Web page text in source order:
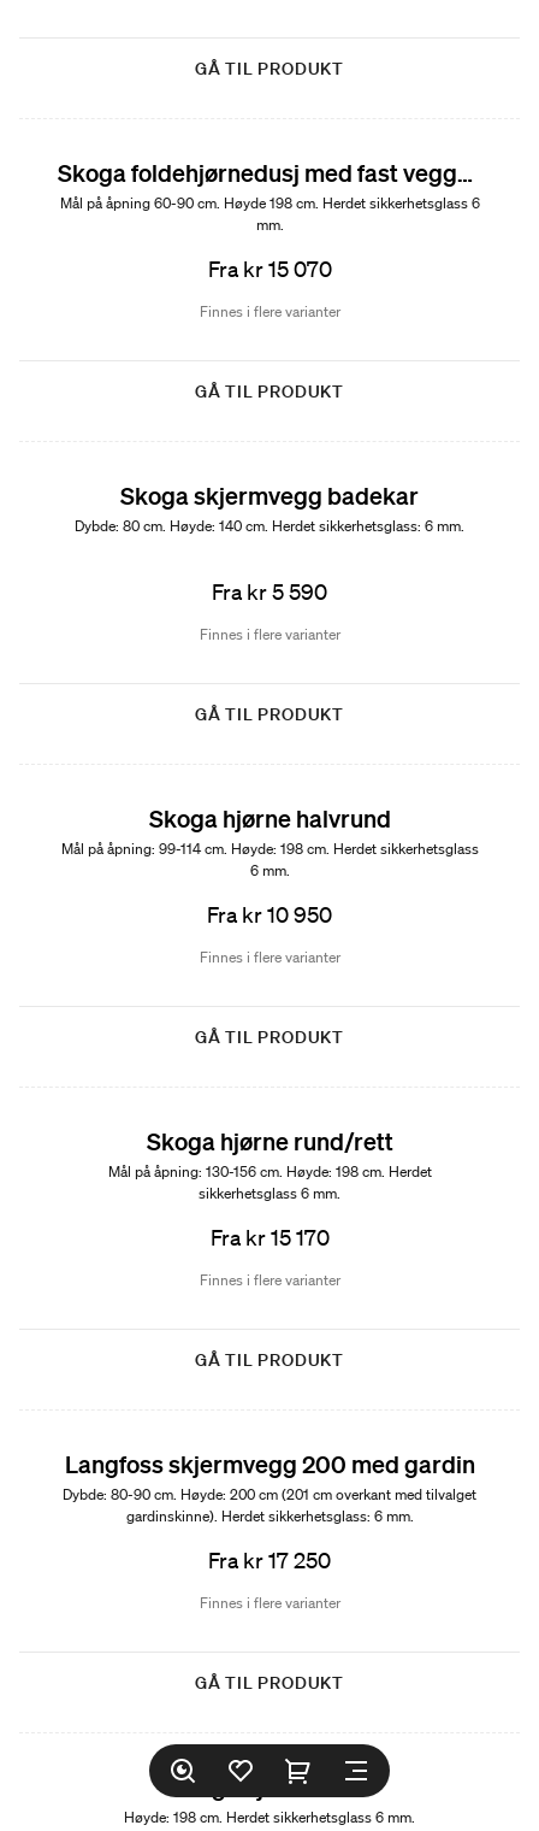
GÅ TIL PRODUKT
Skoga foldehjørnedusj med fast vegg/dør
Mål på åpning 60-90 cm. Høyde 198 cm. Herdet sikkerhetsglass 6
mm.
Fra kr 15 070
Finnes i flere varianter
GÅ TIL PRODUKT
Skoga skjermvegg badekar
Dybde: 80 cm. Høyde: 140 cm. Herdet sikkerhetsglass: 6 mm.
Fra kr 5 590
Finnes i flere varianter
GÅ TIL PRODUKT
Skoga hjørne halvrund
Mål på åpning: 99-114 cm. Høyde: 198 cm. Herdet sikkerhetsglass
6 mm.
Fra kr 10 950
Finnes i flere varianter
GÅ TIL PRODUKT
Skoga hjørne rund/rett
Mål på åpning: 130-156 cm. Høyde: 198 cm. Herdet
sikkerhetsglass 6 mm.
Fra kr 15 170
Finnes i flere varianter
GÅ TIL PRODUKT
Langfoss skjermvegg 200 med gardin
Dybde: 80-90 cm. Høyde: 200 cm (201 cm overkant med tilvalget
gardinskinne). Herdet sikkerhetsglass: 6 mm.
Fra kr 17 250
Finnes i flere varianter
GÅ TIL PRODUKT
Skoga hjørne rund
Høyde: 198 cm. Herdet sikkerhetsglass 6 mm.